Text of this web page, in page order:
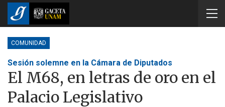
COMUNIDAD
Sesión solemne en la Cámara de Diputados
El M68, en letras de oro en el
Palacio Legislativo